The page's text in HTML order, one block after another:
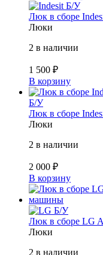
Б/У
Люк в сборе
Люки
2 в наличии
1 500 ₽
В корзину
Б/У
Люк в сборе
Люки
2 в наличии
2 000 ₽
В корзину
Б/У
Люк в сборе LG
Люки
2 в наличии